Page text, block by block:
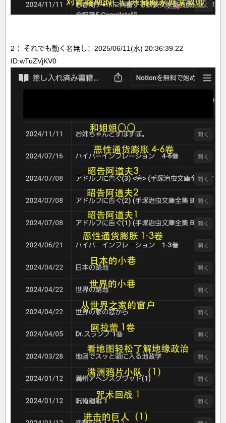
2 ：それでも動く名無し：2025/06/11(水) 20:36:39.22
ID:wTuZVjKV0